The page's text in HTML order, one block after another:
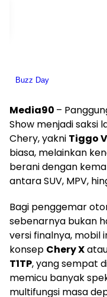
Media90 –
Show menjadi saksi
Chery, yakni Tiggo V
biasa, melainkan
berani dengan
antara SUV, MPV,
Bagi penggemar
sebenarnya bukan
versi finalnya, mobil
konsep Chery X
T1TP, yang sempat
memicu banyak
multifungsi masa